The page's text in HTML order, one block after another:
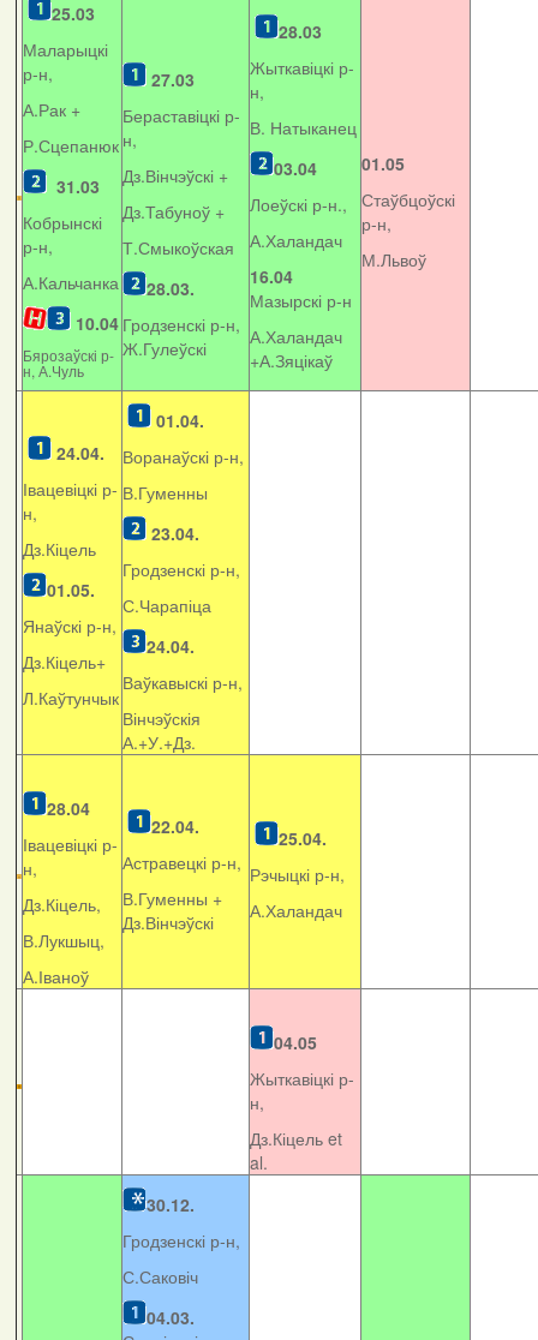
25.03
Маларыцкі
р-н,
А.Рак +
Р.Сцепанюк
31.03
Кобрынскі
р-н,
А.Кальчанка
10.04
Бярозаўскі р-
н, А.Чуль
27.03
Бераставіцкі р-
н,
Дз.Вінчэўскі +
Дз.Табуноў +
Т.Смыкоўская
28.03.
Гродзенскі р-н,
Ж.Гулеўскі
28.03
Жыткавіцкі р-
н,
В. Натыканец
03.04
Лоеўскі р-н.,
А.Халандач
16.04
Мазырскі р-н
А.Халандач
+А.Зяцікаў
01.05
Стаўбцоўскі
р-н,
М.Львоў
24.04.
Івацевіцкі р-
н,
Дз.Кіцель
01.05.
Янаўскі р-н,
Дз.Кіцель+
Л.Каўтунчык
01.04.
Воранаўскі р-н,
В.Гуменны
23.04.
Гродзенскі р-н,
С.Чарапіца
24.04.
Ваўкавыскі р-н,
Вінчэўскія
А.+У.+Дз.
28.04
Івацевіцкі р-
н,
Дз.Кіцель,
В.Лукшыц,
А.Іваноў
22.04.
Астравецкі р-н,
В.Гуменны +
Дз.Вінчэўскі
25.04.
Рэчыцкі р-н,
А.Халандач
04.05
Жыткавіцкі р-
н,
Дз.Кіцель et
al.
30.12.
Гродзенскі р-н,
С.Саковіч
04.03.